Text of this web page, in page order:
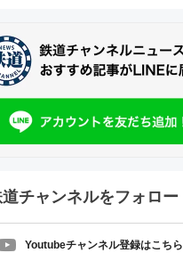
チャンネルをフォロー
Youtubeチャンネル登録はこちら